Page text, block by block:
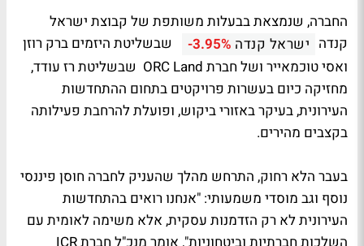
החברה, שנמצאת בבעלות משותפת של קבוצת ישראל
קנדה ישראל קנדה -3.95%
שבשליטת היזמים ברק רוזן
ואסי טוכמאייר ושל חברת ORC Land שבשליטת רז עודד,
מחזיקה כיום בעשרות פרויקטים בתחום ההתחדשות
העירונית, בעיקר באזורי ביקוש, ופועלת להרחבת פעילותה
בקצבים מהירים.
בעבר הלא רחוק, התרחש מהלך שהעניק לחברה חוסן פיננסי
נוסף וגב מוסדי משמעותי: "אנחנו רואים בהתחדשות
העירונית לא רק הזדמנות עסקית, אלא משימה לאומית עם